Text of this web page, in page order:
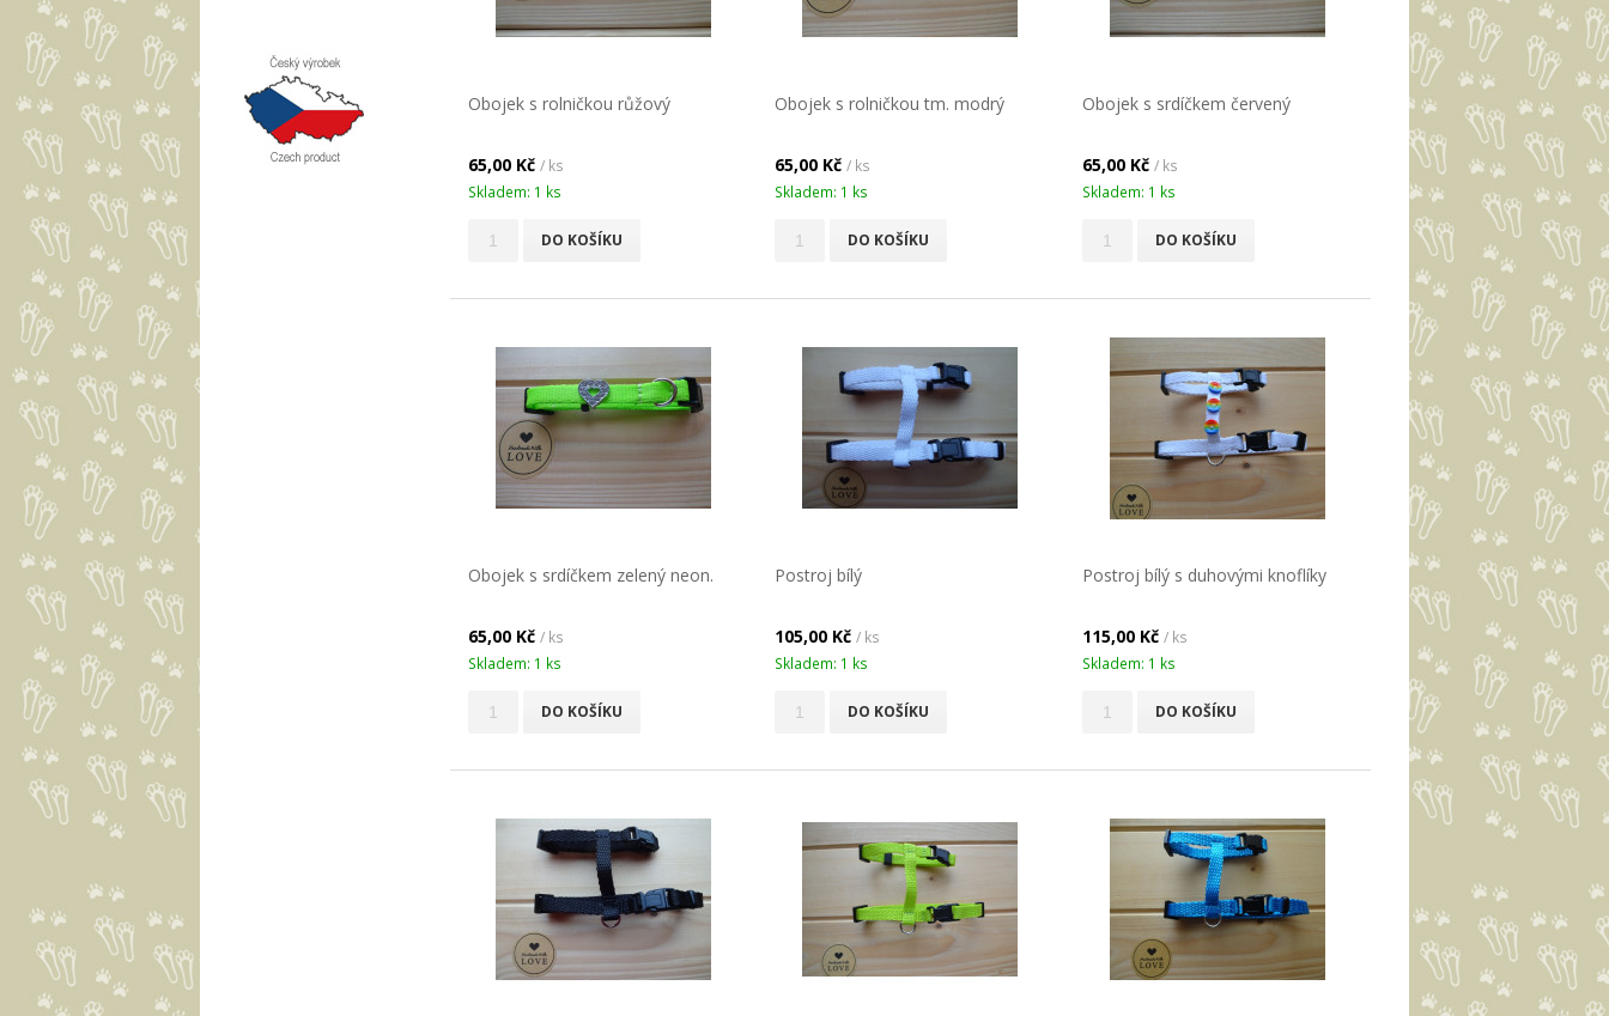
Obojek s rolničkou růžový
65,00 Kč / ks
Skladem: 1 ks
DO KOŠÍKU
Obojek s rolničkou tm. modrý
65,00 Kč/ ks
Skladem: 1 ks
DO KOŠÍKU
Obojek s srdíčkem červený
65,00 Kč / ks
Skladem: 1 ks
DO KOŠÍKU
Obojek s srdíčkem zelený neon.
65,00 Kč / ks
Skladem: 1 ks
DO KOŠÍKU
Postroj bílý
105,00 Kč/ ks
Skladem: 1 ks
DO KOŠÍKU
Postroj bílý s duhovými knoflíky
115,00 Kč / ks
Skladem: 1 ks
DO KOŠÍKU